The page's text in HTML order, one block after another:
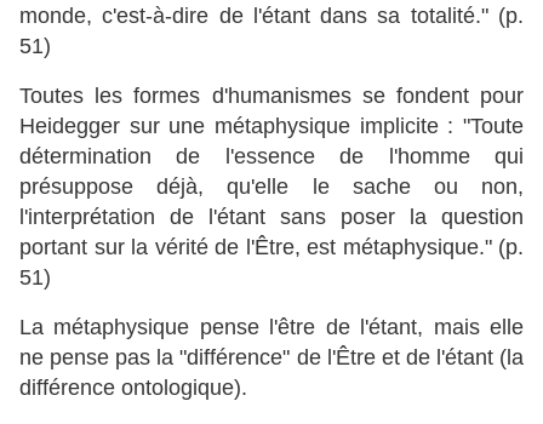
monde, c'est-à-dire de l'étant dans sa totalité." (p.
51)
Toutes les formes d'humanismes se fondent pour
Heidegger sur une métaphysique implicite : "Toute
détermination de l'essence de l'homme qui
présuppose déjà, qu'elle le sache ou non,
l'interprétation de l'étant sans poser la question
portant sur la vérité de l'Être, est métaphysique." (p.
51)
La métaphysique pense l'être de l'étant, mais elle
ne pense pas la "différence" de l'Être et de l'étant (la
différence ontologique).